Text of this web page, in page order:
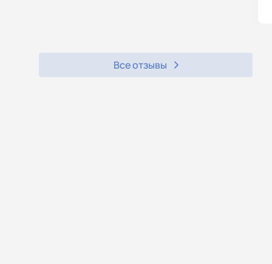
Все отзывы